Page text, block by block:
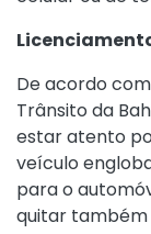
De acordo
Trânsito da
estar atento
veículo
para o
quitar também